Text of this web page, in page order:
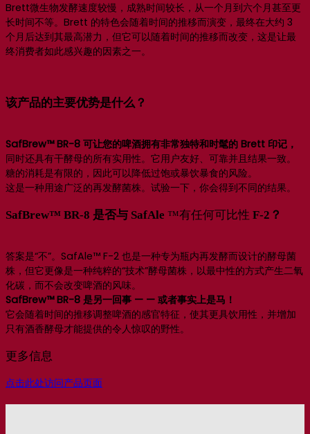
Brett微生物发酵速度较慢，成熟时间较长，从一个月到六个月甚至更
长时间不等。Brett 的特色会随着时间的推移而演变，最终在大约 3
个月后达到其最高潜力，但它可以随着时间的推移而改变，这是让最
终消费者如此感兴趣的因素之一。
该产品的主要优势是什么？
SafBrew™ BR-8 可让您的啤酒拥有非常独特和时髦的 Brett 印记，
同时还具有干酵母的所有实用性。它用户友好、可靠并且结果一致。
糖的消耗是有限的，因此可以降低过饱或暴饮暴食的风险。
这是一种用途广泛的再发酵菌株。试验一下，你会得到不同的结果。
SafBrew™ BR-8 是否与 SafAle ™有任何可比性 F-2？
答案是“不”。SafAle™ F-2 也是一种专为瓶内再发酵而设计的酵母菌
株，但它更像是一种纯粹的“技术”酵母菌株，以最中性的方式产生二氧
化碳，而不会改变啤酒的风味。
SafBrew™ BR-8 是另一回事 — — 或者事实上是马！
它会随着时间的推移调整啤酒的感官特征，使其更具饮用性，并增加
只有酒香酵母才能提供的令人惊叹的野性。
更多信息
点击此处访问产品页面